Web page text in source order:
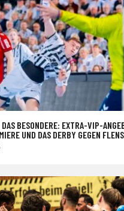
BESONDERE: EXTRA-VIP-
UND DAS DERBY GEGEN